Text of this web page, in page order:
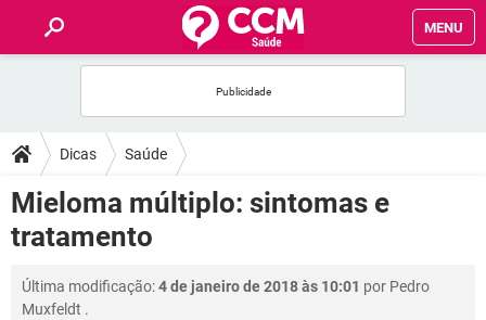
MENU
FÓRUM
SAÚDE
FAMÍLIA
NUTRIÇÃO
Dicas Saúde
Mieloma múltiplo: sintomas e
tratamento
Última modificação:4 de janeiro de 2018 às 10:01 por Pedro
Muxfeldt .